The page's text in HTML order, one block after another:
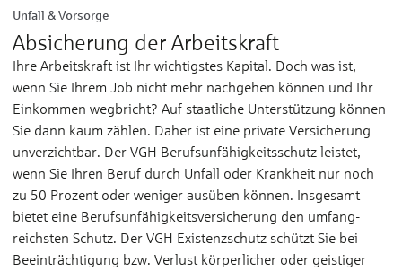
Unfall & Vorsorge
Absicherung der Arbeitskraft
Ihre Arbeits­kraft ist Ihr wichtigstes Kapi­tal. Doch was ist,
wenn Sie Ihrem Job nicht mehr nach­gehen kön­nen und Ihr
Ein­kommen weg­bricht? Auf staat­liche Unter­stüt­zung kön­nen
Sie dann kaum zäh­len. Daher ist eine private Ver­sicherung
un­ver­zicht­bar. Der VGH Berufs­un­fähig­keits­schutz leistet,
wenn Sie Ihren Beruf durch Un­fall oder Krank­heit nur noch
zu 50 Prozent oder weniger aus­üben können. Insge­samt
bietet eine Berufs­unfähigkeits­versicherung den umfang­
reichsten Schutz. Der VGH Existenz­schutz schützt Sie bei
Beein­trächtigung bzw. Ver­lust körper­licher oder gei­stiger